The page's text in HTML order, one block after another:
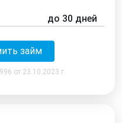
до 30 дней
займ
от 23.10.2023 г.